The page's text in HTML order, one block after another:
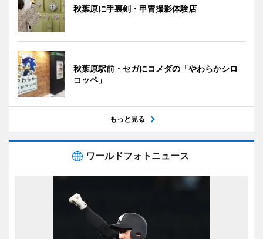
秋葉原に手裏剣・甲冑撮影体験店
秋葉原駅前・セガにコメダの「やわらかシロ
コッペ」
もっと見る
ワールドフォトニュース